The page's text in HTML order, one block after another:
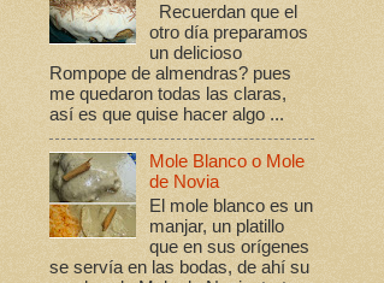
Recuerdan que el
otro día preparamos
un delicioso
Rompope de almendras? pues
me quedaron todas las claras,
así es que quise hacer algo ...
Mole Blanco o Mole
de Novia
El mole blanco es un
manjar, un platillo
que en sus orígenes
se servía en las bodas, de ahí su